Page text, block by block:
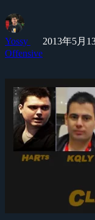
Yossy 2013年5月
Offensive